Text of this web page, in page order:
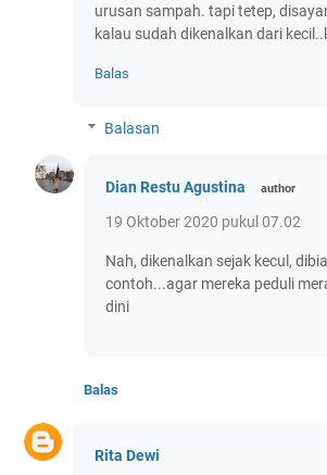
urusan sampah. tapi tetep,
kalau sudah dikenalkan dari
Balas
Balasan
Dian Restu Agustina
19 Oktober 2020 pukul 07.02
Nah, dikenalkan sejak kecul,
contoh...agar mereka peduli
dini
Balas
Rita Dewi